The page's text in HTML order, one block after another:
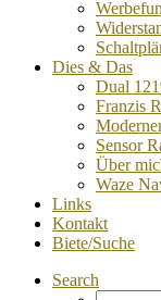
Dies & Das
Dual
Franzis
Sensor
Über
Waze
Links
Kontakt
Biete/Suche
Search